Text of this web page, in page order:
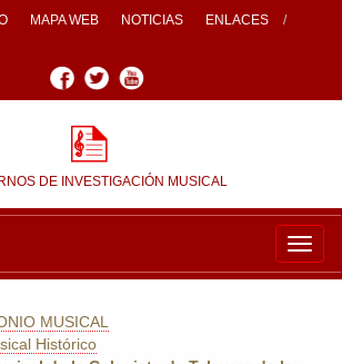
MAPA WEB NOTICIAS
ENLACES
Facebook
TwitterYoutube
DE INVESTIGACIÓN MUSICAL
MUSICAL
Histórico